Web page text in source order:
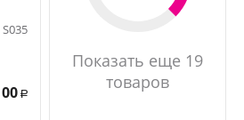
Р
Показать еще 19
товаров